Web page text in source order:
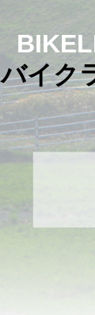
バイク